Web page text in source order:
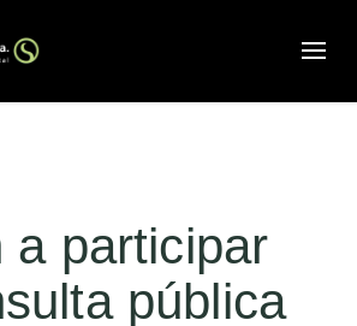
a participar
pública